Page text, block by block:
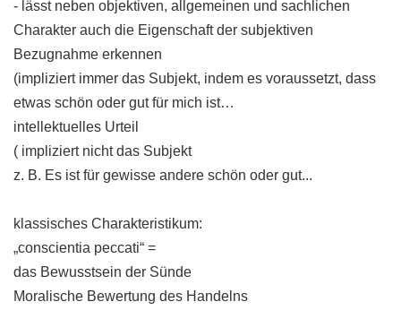
- lässt neben objektiven, allgemeinen und sachlichen
Charakter auch die Eigenschaft der subjektiven
Bezugnahme erkennen
(impliziert immer das Subjekt, indem es voraussetzt, dass
etwas schön oder gut für mich ist…
intellektuelles Urteil
( impliziert nicht das Subjekt
z. B. Es ist für gewisse andere schön oder gut...
klassisches Charakteristikum:
„conscientia peccati“ =
das Bewusstsein der Sünde
Moralische Bewertung des Handelns